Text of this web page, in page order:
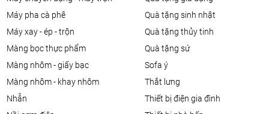
máy pha cà phê
máy xay - ép - trộn
màng bọc thực phẩm
màng nhôm - giấy bạc
màng nhôm - khay nhôm
nhẫn
quà tặng sinh nhật
quà tặng thủy tinh
quà tặng sứ
sofa ý
thắt lưng
thiết bị điện gia đình